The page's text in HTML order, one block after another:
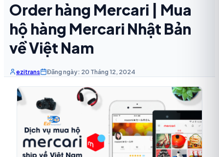
Order hàng Mercari | Mua
hộ hàng Mercari Nhật Bản
về Việt Nam
ezitrans Đăng ngày: 20 Tháng 12, 2024